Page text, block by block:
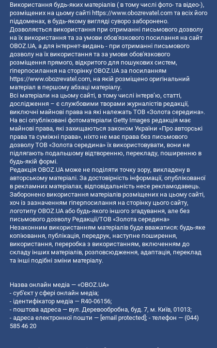
Використання будь-яких матеріалів ( в тому числі фото- та відео-),
розміщених на цьому сайті https://www.obozrevatel.com та всіх його
піддоменах, в будь-якому вигляді суворо заборонено.
Дозволяється використання при отриманні письмового дозволу
на їх використання та за умови обов'язкового посилання на сайт
OBOZ.UA, а для інтернет-видань - при отриманні письмового
дозволу на їх використання та за умови обов'язкового
розміщення прямого, відкритого для пошукових систем,
гіперпосилання на сторінку OBOZ.UA за посиланням
https://www.obozrevatel.com, на якій розміщено оригінальний
матеріал в першому абзаці матеріалу.
Всі матеріали на цьому сайті, в тому числі інтерв’ю, статті,
дослідження – є службовими творами журналістів редакції,
виключні майнові права на які належать ТОВ «Золота середина».
На всі опубліковані фотоматеріали Getty Images редакція має
майнові права, які захищаються законом України «Про авторські
права та суміжні права», ніхто не має права без письмового
дозволу ТОВ «Золота середина» їх використовувати, вони не
підлягають подальшому відтворенню, перекладу, поширенню в
будь-якій формі.
Редакція OBOZ.UA може не поділяти точку зору, викладену в
авторському матеріалі. За достовірність інформації, опублікованої
в рекламних матеріалах, відповідальність несе рекламодавець.
Заборонено використання матеріалів розміщених на цьому сайті,
хоч із зазначенням гіперпосилання на сторінку цього сайту,
логотипу OBOZ.UA або будь-якого іншого згадування, але без
письмового дозволу Редакції/ТОВ «Золота середина»
Незаконним використанням матеріалів буде вважатися: будь-яке
копiювання, публiкацiя, передрук, наступне поширення,
використання, переробка з використанням, включенням до
складу інших матеріалів, розповсюдження, адаптація, переклад
та інші подібні зміни матеріалу.
Назва онлайн медіа — «OBOZ.UA»
- суб'єкт у сфері онлайн медіа;
- ідентифікатор медіа — R40-06156;
- поштова адреса — вул. Деревообробна, буд. 7, м. Київ, 01013;
- адреса електронної пошти — [email protected]; - телефон — (044)
585 46 20